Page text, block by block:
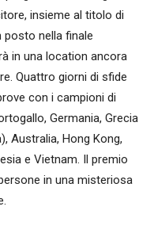
insieme al titolo di
posto nella finale
in una location ancora
Quattro giorni di sfide
con i campioni di
Germania, Grecia
Australia, Hong Kong,
e Vietnam. Il premio
in una misteriosa